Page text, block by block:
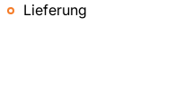
Lieferung